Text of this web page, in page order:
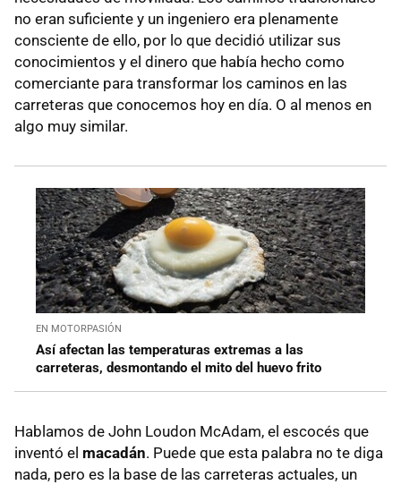
no eran suficiente y un ingeniero era plenamente
consciente de ello, por lo que decidió utilizar sus
conocimientos y el dinero que había hecho como
comerciante para transformar los caminos en las
carreteras que conocemos hoy en día. O al menos en
algo muy similar.
EN MOTORPASIÓN
Así afectan las temperaturas extremas a las
carreteras, desmontando el mito del huevo frito
Hablamos de John Loudon McAdam, el escocés que
inventó el macadán. Puede que esta palabra no te diga
nada, pero es la base de las carreteras actuales, un